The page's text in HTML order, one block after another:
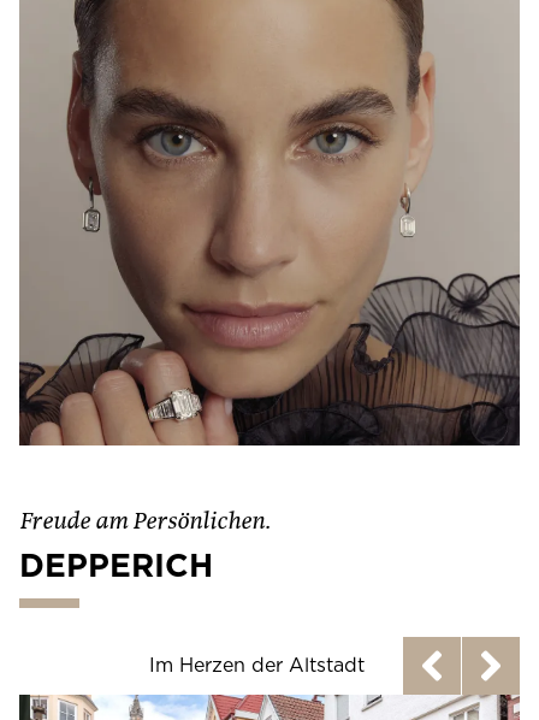
Freude am Persönlichen.
DEPPERICH
Im Herzen der Altstadt